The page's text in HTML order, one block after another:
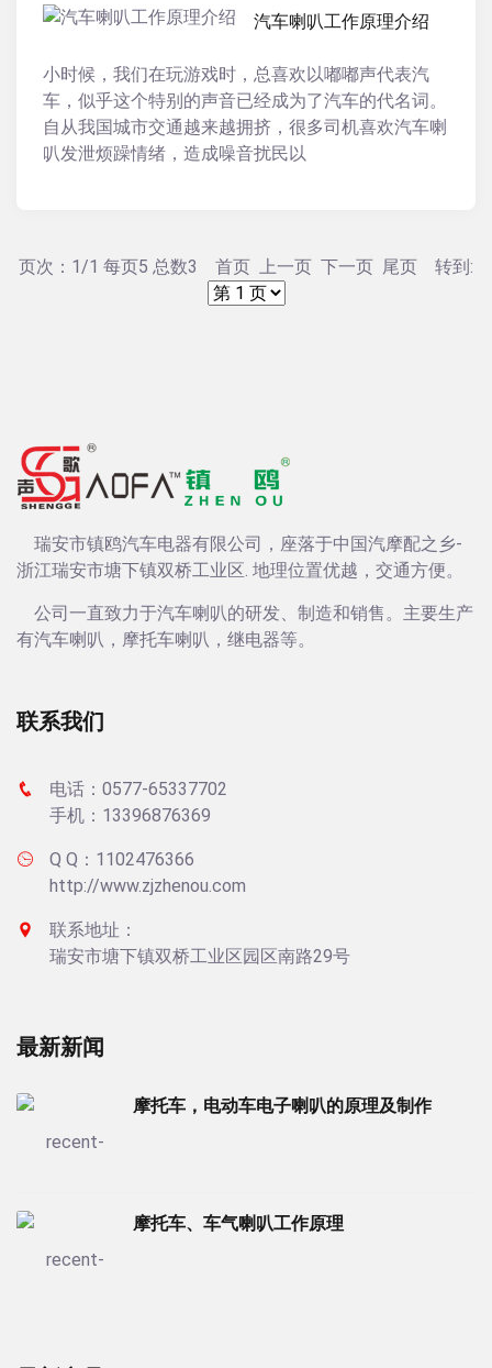
汽车喇叭工作原理介绍
小时候，我们在玩游戏时，总喜欢以嘟嘟声代表汽
车，似乎这个特别的声音已经成为了汽车的代名词。
自从我国城市交通越来越拥挤，很多司机喜欢汽车喇
叭发泄烦躁情绪，造成噪音扰民以
页次：1/1 每页5 总数3 首页 上一页 下一页 尾页 转到:
瑞安市镇鸥汽车电器有限公司，座落于中国汽摩配之乡-
浙江瑞安市塘下镇双桥工业区. 地理位置优越，交通方便。
公司一直致力于汽车喇叭的研发、制造和销售。主要生产
有汽车喇叭，摩托车喇叭，继电器等。
联系我们
电话：0577-65337702
手机：13396876369
Q Q：1102476366
http://www.zjzhenou.com
联系地址：
瑞安市塘下镇双桥工业区园区南路29号
最新新闻
摩托车，电动车电子喇叭的原理及制作
摩托车、车气喇叭工作原理